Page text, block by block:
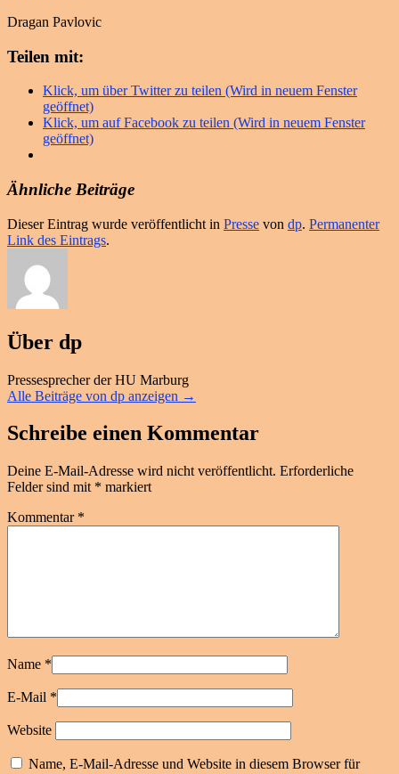
Dragan Pavlovic
Teilen mit:
Klick, um über Twitter zu teilen (Wird in neuem Fenster
geöffnet)
Klick, um auf Facebook zu teilen (Wird in neuem Fenster
geöffnet)
Ähnliche Beiträge
Dieser Eintrag wurde veröffentlicht in Presse von dp. Permanenter
Link des Eintrags.
Über dp
Pressesprecher der HU Marburg
Alle Beiträge von dp anzeigen →
Schreibe einen Kommentar
Deine E-Mail-Adresse wird nicht veröffentlicht. Erforderliche
Felder sind mit * markiert
Kommentar *
Name *
E-Mail *
Website
Name, E-Mail-Adresse und Website in diesem Browser für